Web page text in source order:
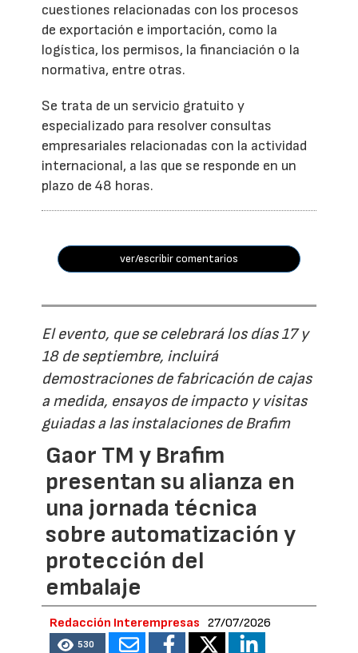
cuestiones relacionadas con los procesos
de exportación e importación, como la
logística, los permisos, la financiación o la
normativa, entre otras.
Se trata de un servicio gratuito y
especializado para resolver consultas
empresariales relacionadas con la actividad
internacional, a las que se responde en un
plazo de 48 horas.
ver/escribir comentarios
El evento, que se celebrará los días 17 y
18 de septiembre, incluirá
demostraciones de fabricación de cajas
a medida, ensayos de impacto y visitas
guiadas a las instalaciones de Brafim
Gaor TM y Brafim
presentan su alianza en
una jornada técnica
sobre automatización y
protección del
embalaje
Redacción Interempresas 27/07/2026
530